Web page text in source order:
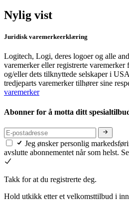
Nylig vist
Juridisk varemerkeerklæring
Logitech, Logi, deres logoer og alle
varemerker eller registrerte
og/eller dets tilknyttede selskaper i
tredjeparts varemerker tilhører sine
varemerker
Abonner for å motta ditt
Jeg ønsker personlig
avslutte abonnementet når som helst.
Takk for at du registrerte deg.
Hold utkikk etter et velkomsttilbud i